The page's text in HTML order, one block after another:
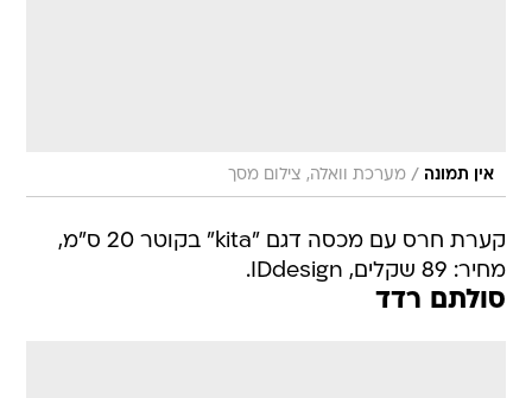
אין תמונה / מערכת וואלה, צילום מסך
קערת חרס עם מכסה דגם "kita" בקוטר 20 ס"מ,
מחיר: 89 שקלים, IDdesign.
סולתם רדד